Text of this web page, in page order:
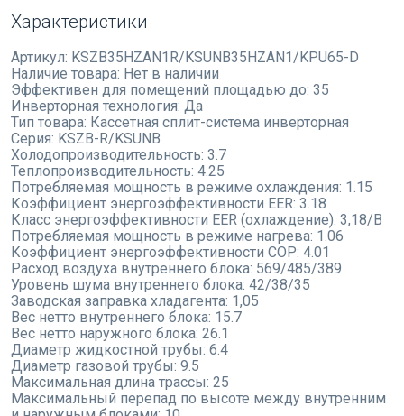
Характеристики
Артикул: KSZB35HZAN1R/KSUNB35HZAN1/KPU65-D
Наличие товара: Нет в наличии
Эффективен для помещений площадью до: 35
Инверторная технология: Да
Тип товара: Кассетная сплит-система инверторная
Серия: KSZB-R/KSUNB
Холодопроизводительность: 3.7
Теплопроизводительность: 4.25
Потребляемая мощность в режиме охлаждения: 1.15
Коэффициент энергоэффективности EER: 3.18
Класс энергоэффективности EER (охлаждение): 3,18/B
Потребляемая мощность в режиме нагрева: 1.06
Коэффициент энергоэффективности COP: 4.01
Расход воздуха внутреннего блока: 569/485/389
Уровень шума внутреннего блока: 42/38/35
Заводская заправка хладагента: 1,05
Вес нетто внутреннего блока: 15.7
Вес нетто наружного блока: 26.1
Диаметр жидкостной трубы: 6.4
Диаметр газовой трубы: 9.5
Максимальная длина трассы: 25
Максимальный перепад по высоте между внутренним